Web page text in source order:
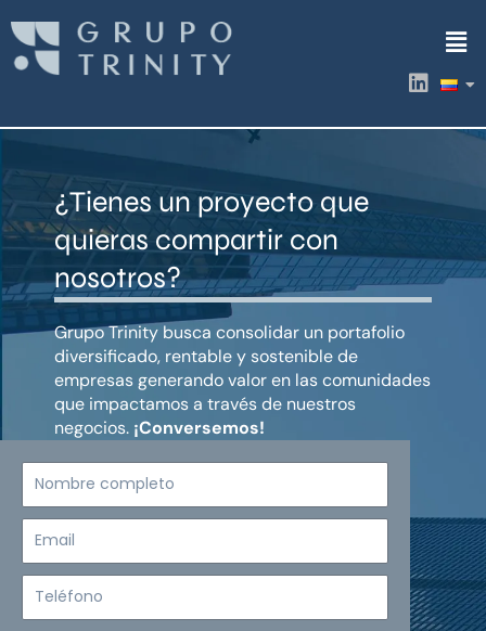
contenido
L
i
k
i
¿Tienes un proyecto que
quieras compartir con
nosotros?
Grupo Trinity busca consolidar un portafolio
diversificado, rentable y sostenible de
empresas generando valor en las comunidades
que impactamos a través de nuestros
negocios. ¡Conversemos!